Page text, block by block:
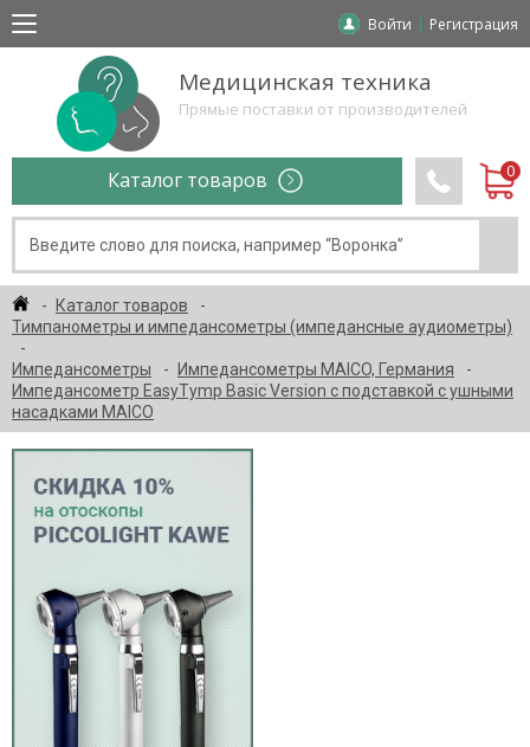
Войти Регистрация
Медицинская техника
Прямые поставки от производителей
Каталог товаров
Каталог товаров
Тимпанометры и импедансометры (импедансные аудиометры)
Импедансометры
Импедансометры MAICO, Германия
Импедансометр EasyTymp Basic Version с подставкой с ушными
насадками MAICO